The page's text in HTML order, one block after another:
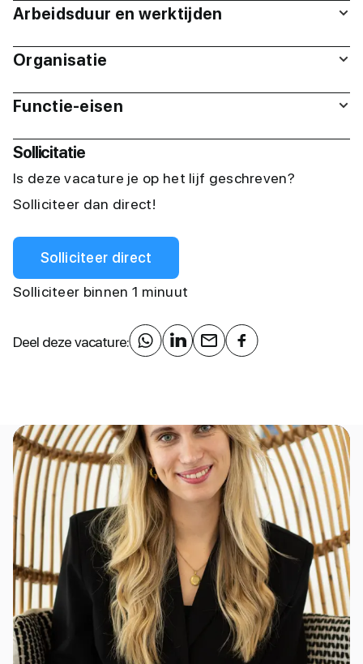
Arbeidsduur en werktijden
Organisatie
Functie-eisen
Sollicitatie
Is deze vacature je op het lijf geschreven?
Solliciteer dan direct!
Solliciteer direct
Solliciteer binnen 1 minuut
Deel deze vacature: